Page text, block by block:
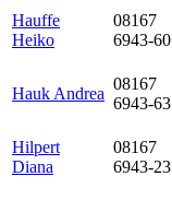
Hauffe
Heiko
08167
6943-60
Hauk Andrea
08167
6943-63
Hilpert
Diana
08167
6943-23